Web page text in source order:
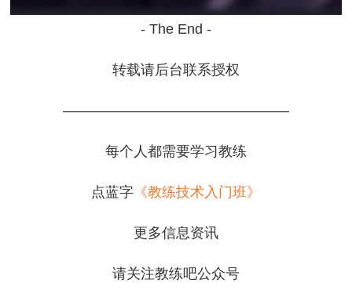
- The End -
转载请后台联系授权
————————————————
每个人都需要学习教练
点蓝字《教练技术入门班》
更多信息资讯
请关注教练吧公众号